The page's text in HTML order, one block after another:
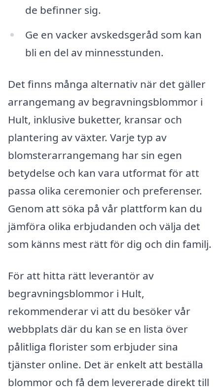
de befinner sig.
Ge en vacker avskedsgeråd som kan
bli en del av minnesstunden.
Det finns många alternativ när det gäller
arrangemang av begravningsblommor i
Hult, inklusive buketter, kransar och
plantering av växter. Varje typ av
blomsterarrangemang har sin egen
betydelse och kan vara utformat för att
passa olika ceremonier och preferenser.
Genom att söka på vår plattform kan du
jämföra olika erbjudanden och välja det
som känns mest rätt för dig och din familj.
För att hitta rätt leverantör av
begravningsblommor i Hult,
rekommenderar vi att du besöker vår
webbplats där du kan se en lista över
pålitliga florister som erbjuder sina
tjänster online. Det är enkelt att beställa
blommor och få dem levererade direkt till